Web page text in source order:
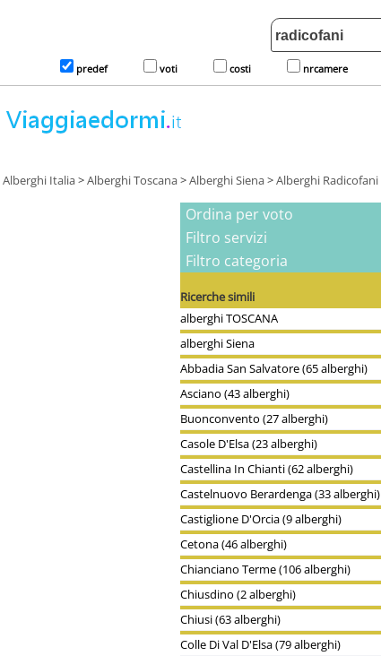
predef voti costi nrcamere
Alberghi Italia>Alberghi Toscana>Alberghi Siena>Alberghi Radicofani
Ordina per voto
Filtro servizi
Filtro categoria
Ricerche simili
alberghi TOSCANA
alberghi Siena
Abbadia San Salvatore (65 alberghi)
Asciano (43 alberghi)
Buonconvento (27 alberghi)
Casole D'Elsa (23 alberghi)
Castellina In Chianti (62 alberghi)
Castelnuovo Berardenga (33 alberghi)
Castiglione D'Orcia (9 alberghi)
Cetona (46 alberghi)
Chianciano Terme (106 alberghi)
Chiusdino (2 alberghi)
Chiusi (63 alberghi)
Colle Di Val D'Elsa (79 alberghi)